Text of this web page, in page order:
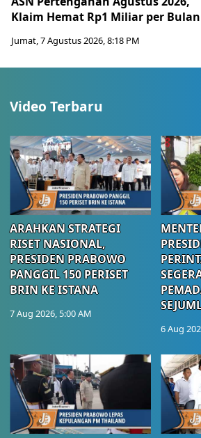
Klaim Hemat Rp1 Miliar per Bulan
Jumat, 7 Agustus 2026, 8:18 PM
Video Terbaru
ARAHKAN STRATEGI
RISET NASIONAL,
PRESIDEN PRABOWO
PANGGIL 150 PERISET
BRIN KE ISTANA
7 Aug 2026, 5:00 AM
6 Aug